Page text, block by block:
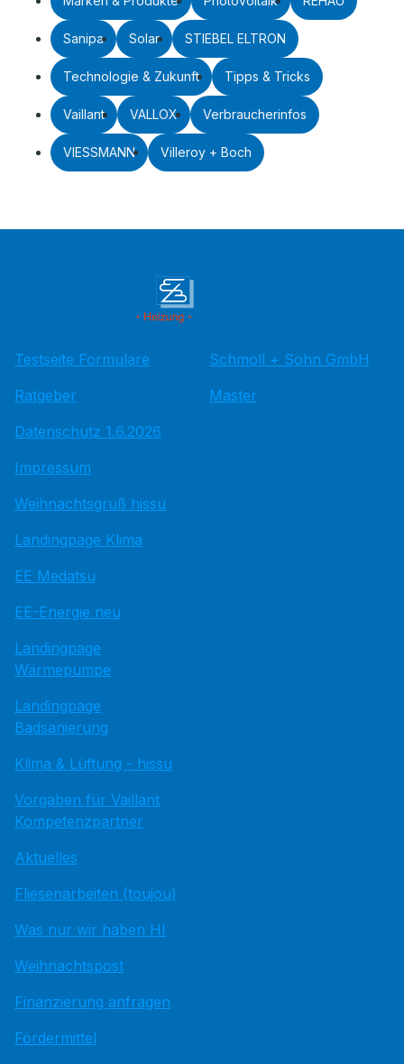
Sanipa Solar STIEBEL ELTRON
Technologie & Zukunft Tipps & Tricks
Vaillant VALLOX Verbraucherinfos
VIESSMANN Villeroy + Boch
Testseite Formulare
Ratgeber
Datenschutz 1.6.2026
Impressum
Weihnachtsgruß hissu
Landingpage Klima
EE Medatsu
EE-Energie neu
Landingpage
Wärmepumpe
Landingpage
Badsanierung
Klima & Lüftung - hissu
Vorgaben für Vaillant
Kompetenzpartner
Aktuelles
Fliesenarbeiten (toujou)
Was nur wir haben HI
Weihnachtspost
Finanzierung anfragen
Fördermittel
Schmoll + Sohn GmbH
Master